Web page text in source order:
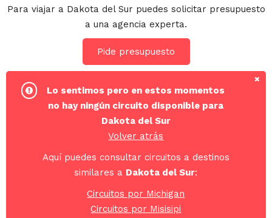
Para viajar a Dakota del Sur puedes solicitar presupuesto
a una agencia experta.
Pide presupuesto
Lo sentimos pero en estos momentos
no hay ningún circuito disponible para
Dakota del Sur
Volver atrás
Aquí puedes consultar circuitos a destinos
similares a Dakota del Sur:
Circuitos por Michigan
Circuitos por Misisipi